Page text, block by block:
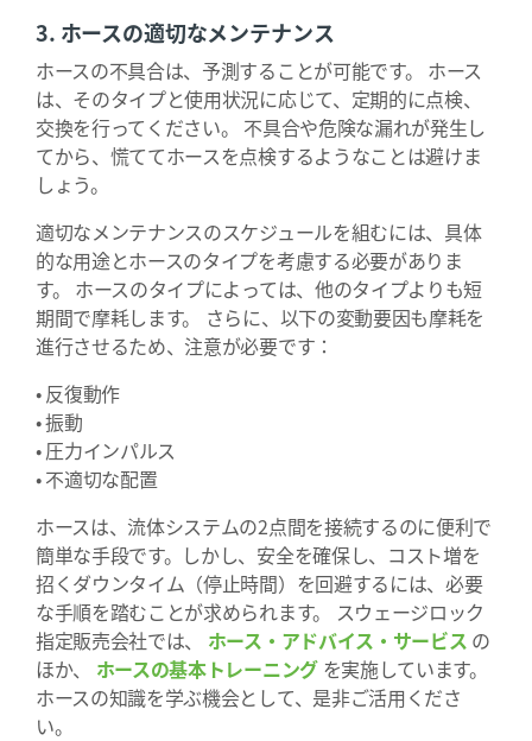
3. ホースの適切なメンテナンス
ホースの不具合は、予測することが可能です。 ホース
は、そのタイプと使用状況に応じて、定期的に点検、
交換を行ってください。 不具合や危険な漏れが発生し
てから、慌ててホースを点検するようなことは避けま
しょう。
適切なメンテナンスのスケジュールを組むには、具体
的な用途とホースのタイプを考慮する必要がありま
す。 ホースのタイプによっては、他のタイプよりも短
期間で摩耗します。 さらに、以下の変動要因も摩耗を
進行させるため、注意が必要です：
• 反復動作
• 振動
• 圧力インパルス
• 不適切な配置
ホースは、流体システムの2点間を接続するのに便利で
簡単な手段です。しかし、安全を確保し、コスト増を
招くダウンタイム（停止時間）を回避するには、必要
な手順を踏むことが求められます。 スウェージロック
指定販売会社では、 ホース・アドバイス・サービス の
ほか、 ホースの基本トレーニングを実施しています。
ホースの知識を学ぶ機会として、是非ご活用くださ
い。